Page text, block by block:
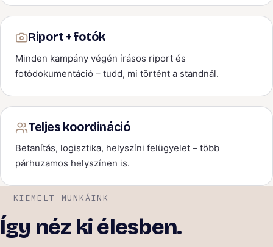
Riport + fotók
Minden kampány végén írásos riport és
fotódokumentáció – tudd, mi történt a standnál.
Teljes koordináció
Betanítás, logisztika, helyszíni felügyelet – több
párhuzamos helyszínen is.
KIEMELT MUNKÁINK
Így néz ki élesben.